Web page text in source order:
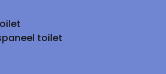
toilet